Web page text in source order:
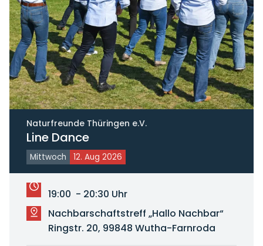
Naturfreunde Thüringen e.V.
Line Dance
Mittwoch 12. Aug 2026
19:00 - 20:30 Uhr
Nachbarschaftstreff „Hallo Nachbar“
Ringstr. 20, 99848 Wutha-Farnroda